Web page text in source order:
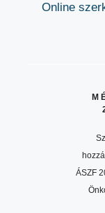
Online
ÁSZF